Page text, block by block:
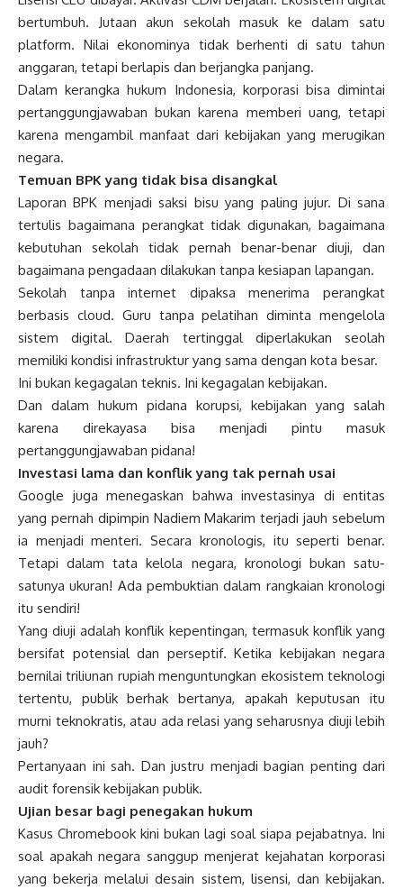
bertumbuh. Jutaan akun sekolah masuk ke dalam satu
platform. Nilai ekonominya tidak berhenti di satu tahun
anggaran, tetapi berlapis dan berjangka panjang.
Dalam kerangka hukum Indonesia, korporasi bisa dimintai
pertanggungjawaban bukan karena memberi uang, tetapi
karena mengambil manfaat dari kebijakan yang merugikan
negara.
Temuan BPK yang tidak bisa disangkal
Laporan BPK menjadi saksi bisu yang paling jujur. Di sana
tertulis bagaimana perangkat tidak digunakan, bagaimana
kebutuhan sekolah tidak pernah benar-benar diuji, dan
bagaimana pengadaan dilakukan tanpa kesiapan lapangan.
Sekolah tanpa internet dipaksa menerima perangkat
berbasis cloud. Guru tanpa pelatihan diminta mengelola
sistem digital. Daerah tertinggal diperlakukan seolah
memiliki kondisi infrastruktur yang sama dengan kota besar.
Ini bukan kegagalan teknis. Ini kegagalan kebijakan.
Dan dalam hukum pidana korupsi, kebijakan yang salah
karena direkayasa bisa menjadi pintu masuk
pertanggungjawaban pidana!
Investasi lama dan konflik yang tak pernah usai
Google juga menegaskan bahwa investasinya di entitas
yang pernah dipimpin Nadiem Makarim terjadi jauh sebelum
ia menjadi menteri. Secara kronologis, itu seperti benar.
Tetapi dalam tata kelola negara, kronologi bukan satu-
satunya ukuran! Ada pembuktian dalam rangkaian kronologi
itu sendiri!
Yang diuji adalah konflik kepentingan, termasuk konflik yang
bersifat potensial dan perseptif. Ketika kebijakan negara
bernilai triliunan rupiah menguntungkan ekosistem teknologi
tertentu, publik berhak bertanya, apakah keputusan itu
murni teknokratis, atau ada relasi yang seharusnya diuji lebih
jauh?
Pertanyaan ini sah. Dan justru menjadi bagian penting dari
audit forensik kebijakan publik.
Ujian besar bagi penegakan hukum
Kasus Chromebook kini bukan lagi soal siapa pejabatnya. Ini
soal apakah negara sanggup menjerat kejahatan korporasi
yang bekerja melalui desain sistem, lisensi, dan kebijakan.